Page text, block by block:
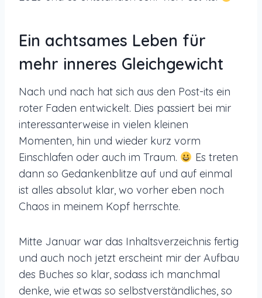
Ein achtsames Leben für
mehr inneres Gleichgewicht
Nach und nach hat sich aus den Post-its ein
roter Faden entwickelt. Dies passiert bei mir
interessanterweise in vielen kleinen
Momenten, hin und wieder kurz vorm
Einschlafen oder auch im Traum.
Es treten
dann so Gedankenblitze auf und auf einmal
ist alles absolut klar, wo vorher eben noch
Chaos in meinem Kopf herrschte.
Mitte Januar war das Inhaltsverzeichnis fertig
und auch noch jetzt erscheint mir der Aufbau
des Buches so klar, sodass ich manchmal
denke, wie etwas so selbstverständliches, so